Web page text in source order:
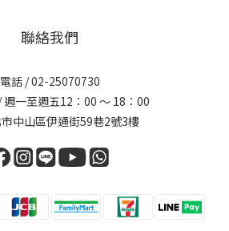
聯絡我們
電話 /02-25070730
週一至週五12：00 ～ 18：00
中山區伊通街59巷2號3樓